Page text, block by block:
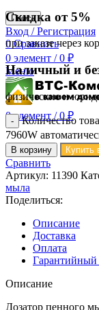
Поиск
Вход / Регистрация
0 Сравнить
0 элемент / 0 ₽
Меню
0элемент / 0 ₽
Скидка от 5%
при заказе через
Наличный и
физические и
Количество
7960W
В корзину Купить
Сравнить
Артикул: 11390
мыла
Поделиться:
Описание
Доставка
Оплата
Гарантийный
Описание
Дозатор пенного